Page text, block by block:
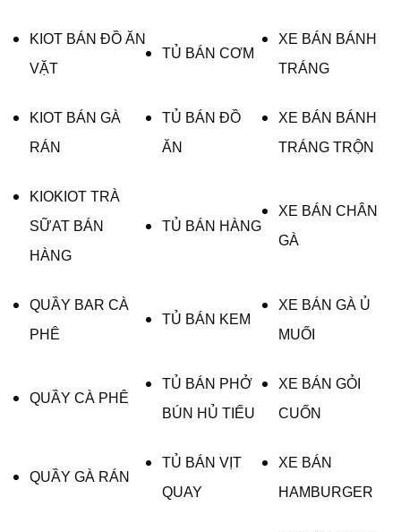
KIOT BÁN ĐỒ ĂN
VẶT
TỦ BÁN CƠM
XE BÁN BÁNH
TRÁNG
KIOT BÁN GÀ
RÁN
TỦ BÁN ĐỒ
ĂN
XE BÁN BÁNH
TRÁNG TRỘN
KIOKIOT TRÀ
SỮAT BÁN
HÀNG
TỦ BÁN HÀNG
XE BÁN CHÂN
GÀ
QUẦY BAR CÀ
PHÊ
TỦ BÁN KEM
XE BÁN GÀ Ủ
MUỐI
QUẦY CÀ PHÊ
TỦ BÁN PHỞ
BÚN HỦ TIẾU
XE BÁN GỎI
CUỐN
QUẦY GÀ RÁN
TỦ BÁN VỊT
QUAY
XE BÁN
HAMBURGER